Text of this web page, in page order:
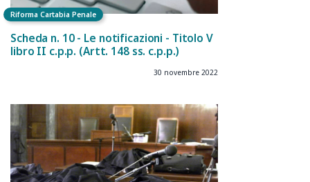
Riforma Cartabia Penale
Scheda n. 10 - Le notificazioni - Titolo V
libro II c.p.p. (Artt. 148 ss. c.p.p.)
30 novembre 2022